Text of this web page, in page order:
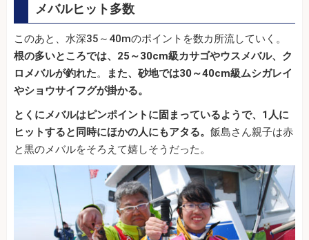
メバルヒット多数
このあと、水深35～40mのポイントを数カ所流していく。
根の多いところでは、25～30cm級カサゴやウスメバル、ク
ロメバルが釣れた。
また、砂地では30～40cm級ムシガレイ
やショウサイフグが掛かる。
とくにメバルはピンポイントに固まっているようで、1人に
ヒットすると同時にほかの人にもアタる。 飯島さん親子は赤
と黒のメバルをそろえて嬉しそうだった。